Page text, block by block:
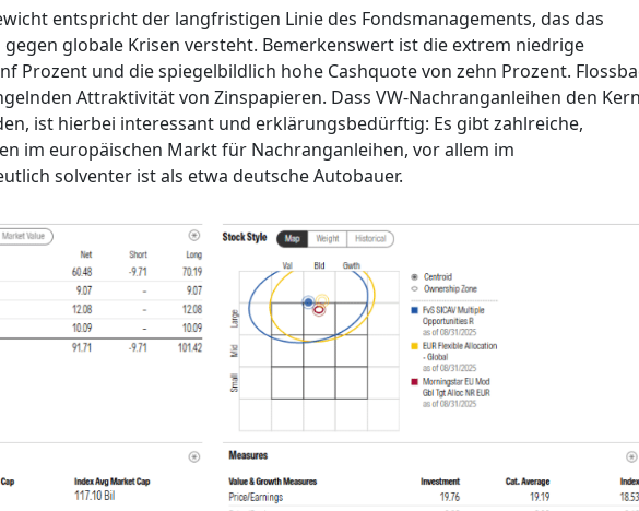
entspricht der langfristigen Linie des Fondsmanagements, das das
globale Krisen versteht. Bemerkenswert ist die extrem niedrige
Prozent und die spiegelbildlich hohe Cashquote von zehn Prozent.
Attraktivität von Zinspapieren. Dass VW-Nachranganleihen den
ist hierbei interessant und erklärungsbedürftig: Es gibt zahlreiche,
im europäischen Markt für Nachranganleihen, vor allem im
solventer ist als etwa deutsche Autobauer.